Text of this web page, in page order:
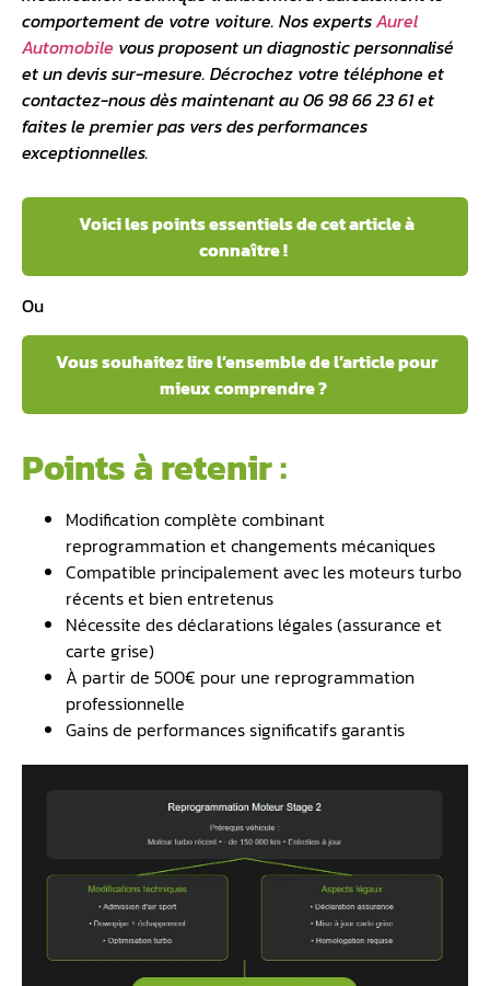
comportement de votre voiture. Nos expertsAurel
Automobile vous proposent un diagnostic personnalisé
et un devis sur-mesure. Décrochez votre téléphone et
contactez-nous dès maintenant au 06 98 66 23 61 et
faites le premier pas vers des performances
exceptionnelles.
Voici les points essentiels de cet article à
connaître !
Ou
Vous souhaitez lire l’ensemble de l’article pour
mieux comprendre ?
Points à retenir :
Modification complète combinant
reprogrammation et changements mécaniques
Compatible principalement avec les moteurs turbo
récents et bien entretenus
️Nécessite des déclarations légales (assurance et
carte grise)
À partir de 500€ pour une reprogrammation
professionnelle
Gains de performances significatifs garantis